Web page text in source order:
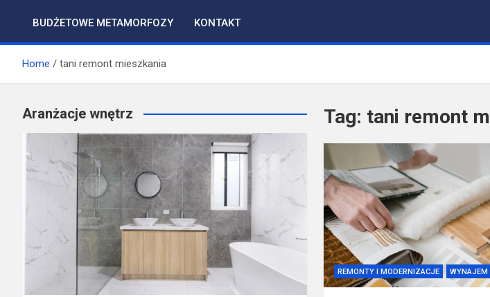
BUDŻETOWE METAMORFOZY KONTAKT
Home tani remont mieszkania
Tag: tani remont
REMONTY I MODERNIZACJE WYNAJEM
Aranżacje wnętrz